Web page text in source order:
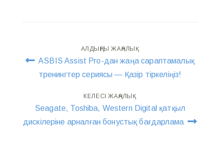
НавигацияАЛДЫҢҒЫ ЖАҢАЛЫҚ
ASBIS Assist Pro-дан жаңа сараптамалық
тренингтер сериясы — Қазір тіркеліңіз!
КЕЛЕСІ ЖАҢАЛЫҚ
Seagate, Toshiba, Western Digital қатқыл
дискілеріне арналған бонустық бағдарлама